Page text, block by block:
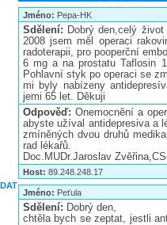
Jméno: Pepa-HK
Sdělení: Dobrý den,celý
2008 jsem měl operaci
radoterapii, pro pooperční
6 mg a na prostatu Taflosin
Pohlavní styk po operaci se
mi byly nabízeny
jemi 65 let. Děkuji
Odpověď: Onemocnění a
abyste užíval antidepresiva a
zmíněných dvou druhů
rad lékařů.
Doc.MUDr.Jaroslav
Host: 89.248.248.17
Jméno: Peťula
Sdělení: Dobrý den,
chtěla bych se zeptat, jestli